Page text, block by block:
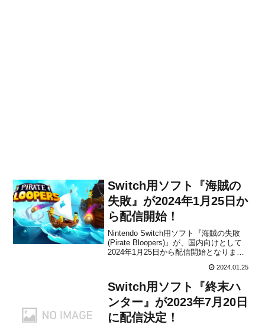
Switch用ソフト『海賊の
失敗』が2024年1月25日か
ら配信開始！
Nintendo Switch用ソフト『海賊の失敗
(Pirate Bloopers)』が、国内向けとして
2024年1月25日から配信開始となりまし
ています。本作は、海賊湾の危険な海域
で船を操縦する、ダイナミックなタイム
サバイバルアクシ...
2024.01.25
Switch用ソフト『終末ハ
ンター』が2023年7月20日
に配信決定！